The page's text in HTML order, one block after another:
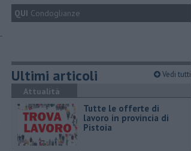
QUI Condoglianze
Ultimi articoli Vedi tutti
Attualità
​Tutte le offerte di
lavoro in provincia di
Pistoia